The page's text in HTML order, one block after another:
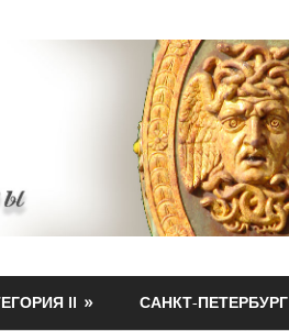
II САНКТ-ПЕТЕРБУРГ